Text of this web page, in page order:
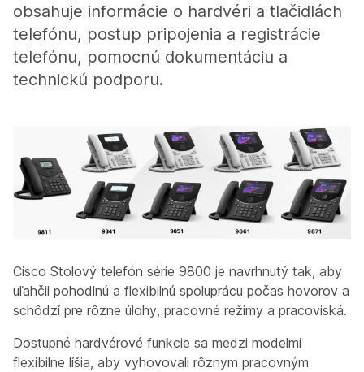
obsahuje informácie o hardvéri a tlačidlách
telefónu, postup pripojenia a registrácie
telefónu, pomocnú dokumentáciu a
technickú podporu.
Cisco Stolový telefón série 9800 je navrhnutý tak, aby
uľahčil pohodlnú a flexibilnú spoluprácu počas hovorov a
schôdzí pre rôzne úlohy, pracovné režimy a pracoviská.
Dostupné hardvérové funkcie sa medzi modelmi
flexibilne líšia, aby vyhovovali rôznym pracovným